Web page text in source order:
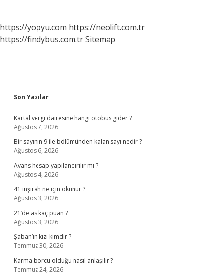
https://yopyu.com https://neolift.com.tr
https://findybus.com.trSitemap
Sidebar
Son Yazılar
Kartal vergi dairesine hangi otobüs gider ?
Ağustos 7, 2026
Bir sayının 9 ile bölümünden kalan sayı nedir ?
Ağustos 6, 2026
Avans hesap yapılandırılır mı ?
Ağustos 4, 2026
41 inşirah ne için okunur ?
Ağustos 3, 2026
21’de as kaç puan ?
Ağustos 3, 2026
Şaban’ın kızı kimdir ?
Temmuz 30, 2026
Karma borcu olduğu nasıl anlaşılır ?
Temmuz 24, 2026